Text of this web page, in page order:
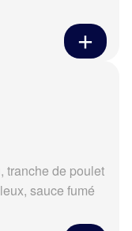
tranche de poulet
sauce fumé